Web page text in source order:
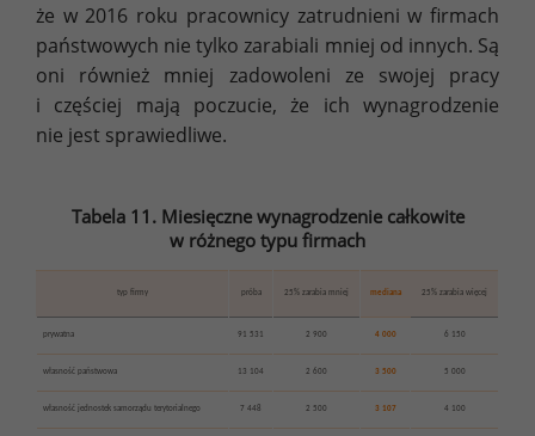
że w 2016 roku pracownicy zatrudnieni w firmach
państwowych nie tylko zarabiali mniej od innych. Są
oni również mniej zadowoleni ze swojej pracy
i częściej mają poczucie, że ich wynagrodzenie
nie jest sprawiedliwe.
Tabela 11. Miesięczne wynagrodzenie całkowite
w różnego typu firmach
typ firmy próba 25% zarabia mniej mediana 25% zarabia więcej
prywatna 91 531 2 900 4 000 6 150
własność państwowa 13 104 2 600 3 500 5 000
własność jednostek samorządu terytorialnego 7 448 2 500 3 107 4 100